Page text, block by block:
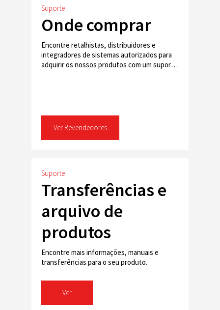
Suporte
Onde comprar
Encontre retalhistas, distribuidores e
integradores de sistemas autorizados para
adquirir os nossos produtos com um suporte
Ver Revendedores
Suporte
Transferências e
arquivo de
produtos
Encontre mais informações, manuais e
transferências para o seu produto.
Ver